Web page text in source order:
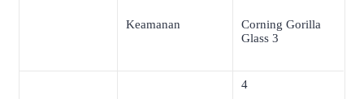
Keamanan
Corning Gorilla
Glass 3
4